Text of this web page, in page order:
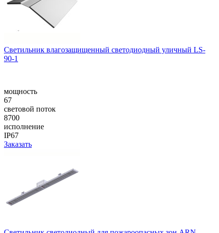
Cветильник влагозащищенный светодиодный уличный LS-
90-1
мощность
67
световой поток
8700
исполнение
IP67
Заказать